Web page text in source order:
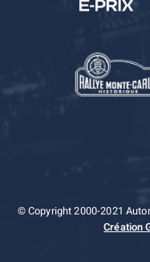
© Copyright 2000-2021
Création